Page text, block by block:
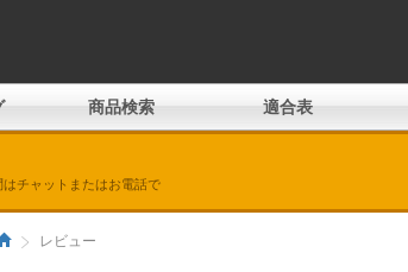
商品検索 適合表
チャットまたはお電話で
レビュー